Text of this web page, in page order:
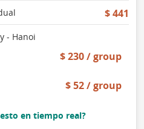
$ 441
- Hanoi
$ 230 / group
$ 52 / group
en tiempo real?